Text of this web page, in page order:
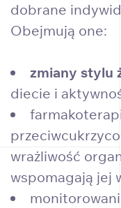
dobrane
Obejmują one:
zmiany stylu
diecie i
wrażliwość
wspomagają jej